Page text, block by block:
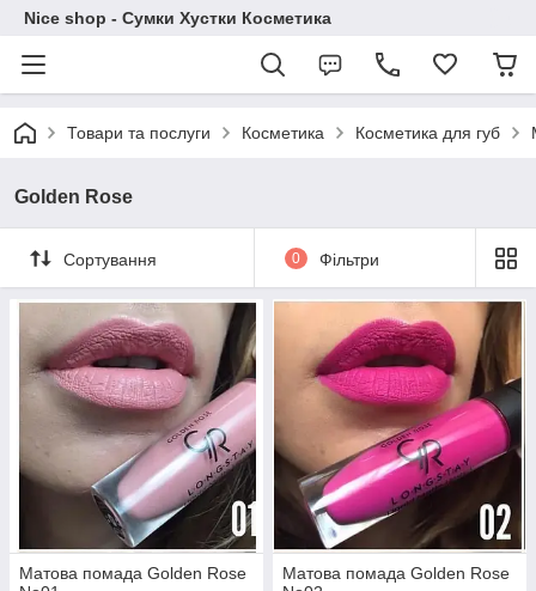
Nice shop - Сумки Хустки Косметика
Товари та послуги Косметика Косметика для губ
Golden Rose
Сортування 0 Фільтри
Матова помада Golden Rose
Матова помада Golden Rose